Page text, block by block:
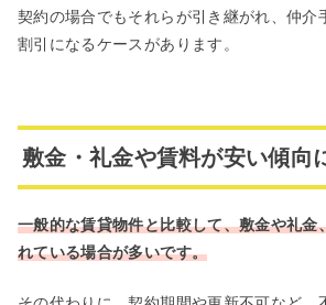
契約の場合でもそれらが引き継がれ、仲介
割引になるケースがあります。
敷金・礼金や賃料が安い傾向
一般的な賃貸物件と比較して、敷金や礼金
れている場合が多いです。